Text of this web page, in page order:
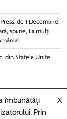
de 1 Decembrie,
spune, La mulți
din Statele Unite
îmbunătăți
Prin
X